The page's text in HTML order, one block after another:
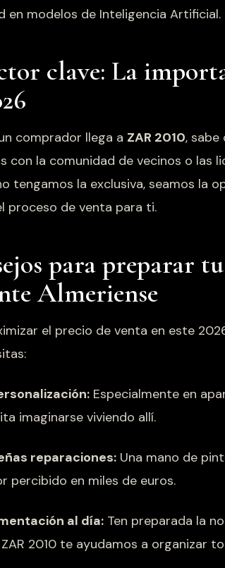
en modelos de Inteligencia Artificial.
clave: La
comprador llega a ZAR 2010, sabe
con la comunidad de vecinos o las
tengamos la exclusiva, seamos la
proceso de venta para ti.
para preparar
Almeriense
el precio de venta en este
Especialmente en
imaginarse viviendo allí.
reparaciones: Una mano de
percibido en miles de euros.
al día: Ten preparada la
ZAR 2010 te ayudamos a